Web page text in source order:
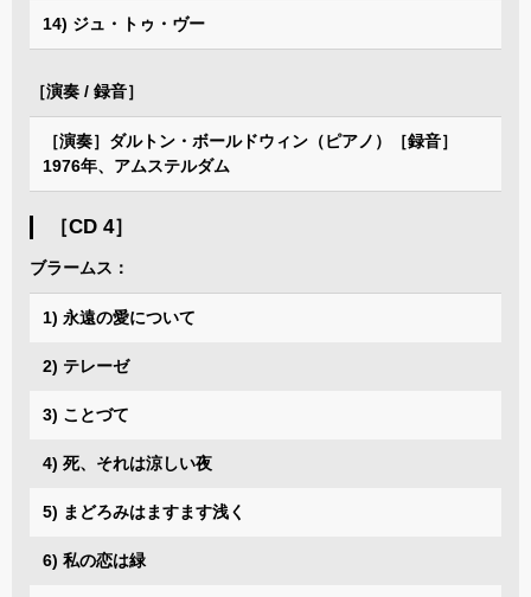
14) ジュ・トゥ・ヴー
［演奏 / 録音］
［演奏］ダルトン・ボールドウィン（ピアノ）［録音］
1976年、アムステルダム
［CD 4］
ブラームス：
1) 永遠の愛について
2) テレーゼ
3) ことづて
4) 死、それは涼しい夜
5) まどろみはますます浅く
6) 私の恋は緑